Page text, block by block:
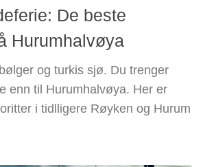
De beste
Hurumhalvøya
og turkis sjø. Du trenger
enn til Hurumhalvøya. Her er
i tidlligere Røyken og Hurum